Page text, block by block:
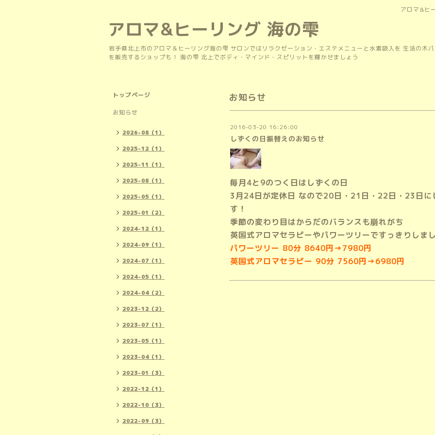
アロマ&ヒ
アロマ&ヒーリング 海の雫
岩手県北上市のアロマ＆ヒーリング海の雫 サロンではリラクゼーション・エステメニューと水素吸入を 生活の木
を販売するショップも！ 海の雫 北上でボディ・マインド・スピリットを輝かせましょう
お知らせ
2016-03-20 16:26:00
しずくの日振替えのお知らせ
毎月4と9のつく日はしずくの日
3月24日が定休日 なので20日・21日・22日・23日に
す！
季節の変わり目はからだのバランスも崩れがち
英国式アロマセラピーやパワーツリーですっきりしま
パワーツリー 80分 8640円→7980円
英国式アロマセラピー 90分 7560円→6980円
トップページ
お知らせ
2026-08（1）
2025-12（1）
2025-11（1）
2025-08（1）
2025-05（1）
2025-01（2）
2024-12（1）
2024-09（1）
2024-07（1）
2024-05（1）
2024-04（2）
2023-12（2）
2023-07（1）
2023-05（1）
2023-04（1）
2023-01（3）
2022-12（1）
2022-10（3）
2022-09（3）